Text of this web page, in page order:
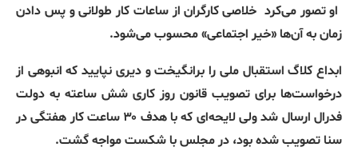
او تصور می‌کرد خلاصی کارگران از ساعات کار طولانی و پس دادن
زمان به آن‌ها«خیر اجتماعی»محسوب می‌شود.
ابداع کلاگ استقبال ملی را برانگیخت و دیری نپایید که انبوهی از
درخواست‌ها برای تصویب قانون روز کاری شش ساعته به دولت
فدرال ارسال شد ولی لایحه‌ای که با هدف ۳۰ ساعت کار هفتگی در
سنا تصویب شده بود، در مجلس با شکست مواجه گشت.